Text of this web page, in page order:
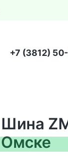
+7 (3812)
Шина
Омске